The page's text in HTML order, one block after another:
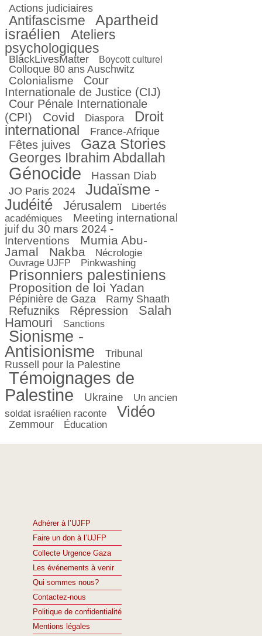
armée
au
droit
des
femmes »
Actions judiciaires
Antifascisme
Apartheid
israélien
Ateliers
psychologiques
BlackLivesMatter Boycott culturel
Colloque 80 ans Auschwitz
Colonialisme
Cour
Internationale de Justice (CIJ)
Cour Pénale Internationale
(CPI)
Covid Diaspora
Droit
international
France-Afrique
Fêtes juives Gaza Stories
Georges Ibrahim Abdallah
Génocide Hassan Diab
JO Paris 2024
Judaïsme -
Judéité
Jérusalem
Libertés
académiques
Meeting international
juif du 30 mars 2024 -
Interventions
Mumia Abu-
Jamal
Nakba Nécrologie
Ouvrage UJFP Pinkwashing
Prisonniers palestiniens
Proposition de loi Yadan
Pépinière de Gaza Ramy Shaath
Refuzniks Répression
Salah
Hamouri
Sanctions
Sionisme -
Antisionisme
Tribunal
Russell pour la Palestine
Témoignages de
Palestine
Ukraine
Un ancien
soldat israélien raconte
Vidéo
Zemmour Éducation
Adhérer à l’UJFP
Faire un don à l’UJFP
Collecte Urgence Gaza
Les événements à venir
Qui sommes nous?
Contactez-nous
Politique de confidentialité
Mentions légales